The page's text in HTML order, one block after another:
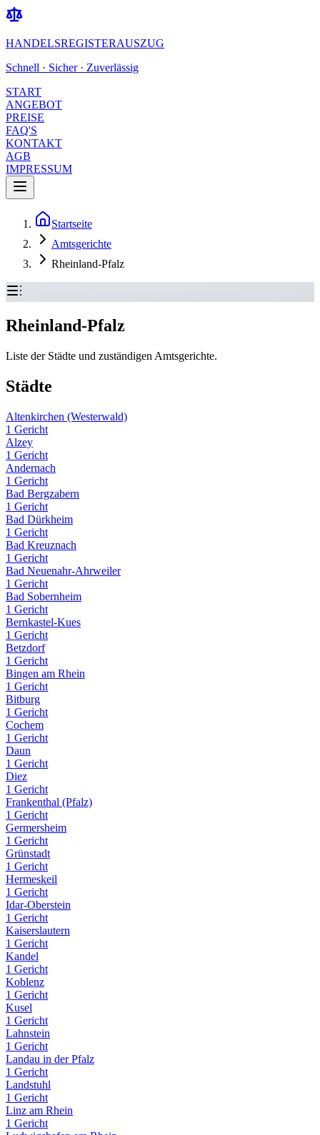
HANDELSREGISTERAUSZUG
Schnell · Sicher · Zuverlässig
START
ANGEBOT
PREISE
FAQ'S
KONTAKT
AGB
IMPRESSUM
Startseite
Amtsgerichte
Rheinland-Pfalz
Rheinland-Pfalz
Liste der Städte und zuständigen Amtsgerichte.
Städte
Altenkirchen (Westerwald)
1 Gericht
Alzey
1 Gericht
Andernach
1 Gericht
Bad Bergzabern
1 Gericht
Bad Dürkheim
1 Gericht
Bad Kreuznach
1 Gericht
Bad Neuenahr-Ahrweiler
1 Gericht
Bad Sobernheim
1 Gericht
Bernkastel-Kues
1 Gericht
Betzdorf
1 Gericht
Bingen am Rhein
1 Gericht
Bitburg
1 Gericht
Cochem
1 Gericht
Daun
1 Gericht
Diez
1 Gericht
Frankenthal (Pfalz)
1 Gericht
Germersheim
1 Gericht
Grünstadt
1 Gericht
Hermeskeil
1 Gericht
Idar-Oberstein
1 Gericht
Kaiserslautern
1 Gericht
Kandel
1 Gericht
Koblenz
1 Gericht
Kusel
1 Gericht
Lahnstein
1 Gericht
Landau in der Pfalz
1 Gericht
Landstuhl
1 Gericht
Linz am Rhein
1 Gericht